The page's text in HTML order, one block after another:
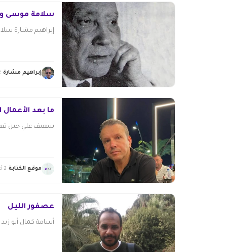
سلامة موسى
إبراهيم مشارة
إبراهيم مشارة 2
ما بعد الأعمال
سعيف علي حين
موقع الكتابة 2 أغسطس 2026
عصفور الليل
أسامة كمال أبو زيد